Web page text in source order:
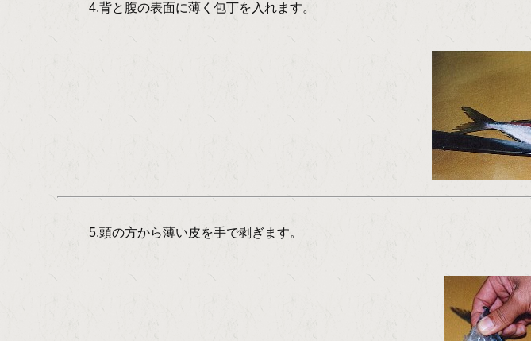
4.背と腹の表面に薄く包丁を入れます。
5.頭の方から薄い皮を手で剥ぎます。